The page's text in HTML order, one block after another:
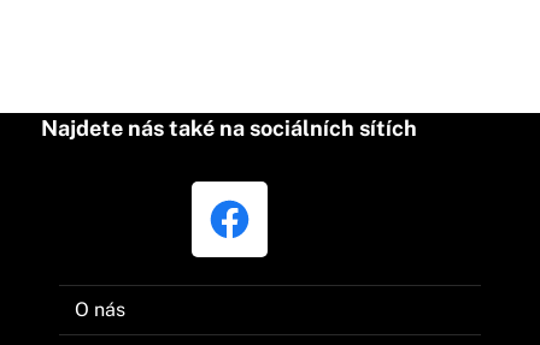
Najdete nás také na sociálních sítích
O nás